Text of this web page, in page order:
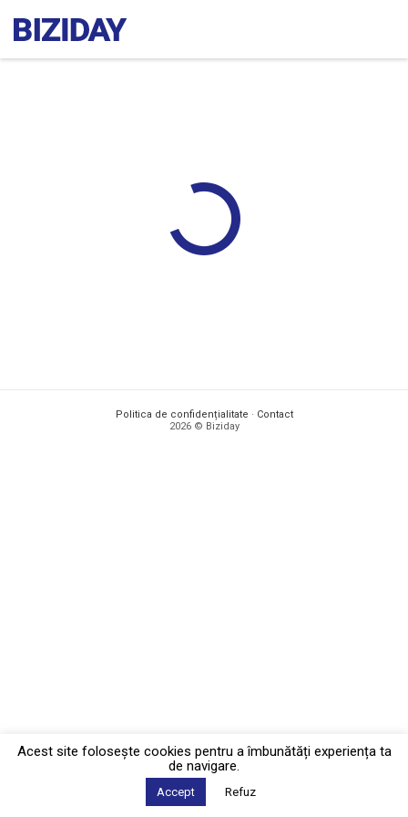
Politica de confidențialitate · Contact
2026 © Biziday
Acest site foloseşte cookies pentru a îmbunătăți experiența ta
de navigare.
Accept Refuz